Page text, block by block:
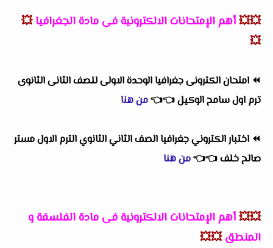
💥💥أهمالإمتحانات الالكترونية فى مادة الجغرافيا 💥
💥
⏪ امتحان الكترونى جغرافيا الوحدة الاولى للصف الثانى الثانوى
ترم اول سامح الوكيل👈
👈من هنا
⏪ اختبار الكتروني جغرافيا الصف الثاني الثانوي الترم الاول مستر
صالح خلف👈
👈من هنا
💥💥أهمالإمتحانات الالكترونية فى مادة الفلسفة و
المنطق 💥💥